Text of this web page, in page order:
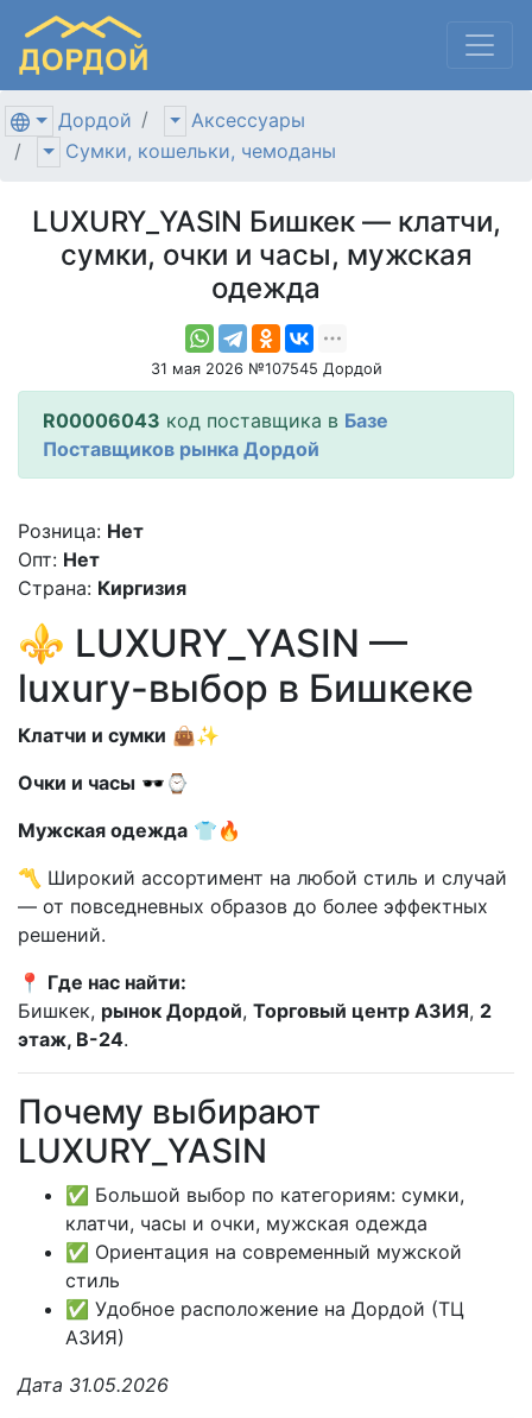
Дордой
Аксессуары
Сумки, кошельки, чемоданы
LUXURY_YASIN Бишкек — клатчи,
сумки, очки и часы, мужская
одежда
31 мая 2026 №107545 Дордой
R00006043 код поставщика в Базе
Поставщиков рынка Дордой
Розница: Нет
Опт: Нет
Страна: Киргизия
⚜️ LUXURY_YASIN —
luxury-выбор в Бишкеке
Клатчи и сумки 👜✨
Очки и часы 🕶️⌚
Мужская одежда 👕🔥
〽️ Широкий ассортимент на любой стиль и случай
— от повседневных образов до более эффектных
решений.
📍 Где нас найти:
Бишкек, рынок Дордой, Торговый центр АЗИЯ, 2
этаж, В-24.
Почему выбирают
LUXURY_YASIN
✅ Большой выбор по категориям: сумки,
клатчи, часы и очки, мужская одежда
✅ Ориентация на современный мужской
стиль
✅ Удобное расположение на Дордой (ТЦ
АЗИЯ)
Дата 31.05.2026